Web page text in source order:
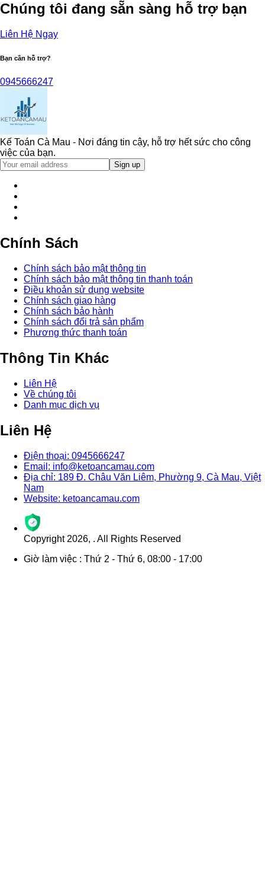
Chúng tôi đang sẵn sàng hỗ trợ bạn
Liên Hệ Ngay
Bạn cần hỗ trợ?
0945666247
Kế Toán Cà Mau - Nơi đáng tin cậy, hỗ trợ hết sức cho công
việc của bạn.
Chính Sách
Chính sách bảo mật thông tin
Chính sách bảo mật thông tin thanh toán
Điều khoản sử dụng website
Chính sách giao hàng
Chính sách bảo hành
Chính sách đổi trả sản phẩm
Phương thức thanh toán
Thông Tin Khác
Liên Hệ
Về chúng tôi
Danh mục dịch vụ
Liên Hệ
Điện thoại: 0945666247
Email: info@ketoancamau.com
Địa chỉ: 189 Đ. Châu Văn Liêm, Phường 9, Cà Mau, Việt
Nam
Website: ketoancamau.com
Copyright 2026, . All Rights Reserved
Giờ làm việc : Thứ 2 - Thứ 6, 08:00 - 17:00